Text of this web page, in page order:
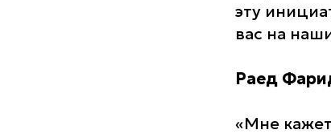
эту
вас на
Раед
«Мне